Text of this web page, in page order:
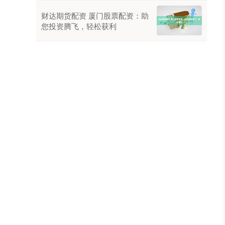
财达期货配资 厦门股票配资：助
您投资腾飞，轻松获利